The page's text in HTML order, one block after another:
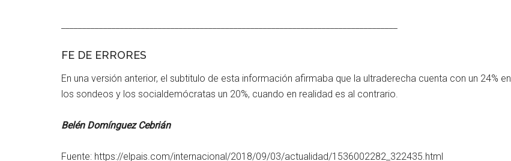
FE DE ERRORES
En una versión anterior, el subtitulo de esta información afirmaba que la ultraderecha cuenta con un 24% en
los sondeos y los socialdemócratas un 20%, cuando en realidad es al contrario.
Belén Domínguez Cebrián
Fuente: https://elpais.com/internacional/2018/09/03/actualidad/1536002282_322435.html